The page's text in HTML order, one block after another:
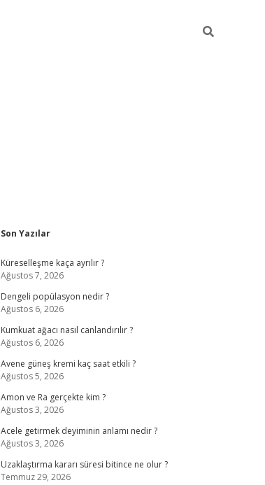
Sidebar
Son Yazılar
Küreselleşme kaça ayrılır ?
Ağustos 7, 2026
Dengeli popülasyon nedir ?
Ağustos 6, 2026
Kumkuat ağacı nasıl canlandırılır ?
Ağustos 6, 2026
Avene güneş kremi kaç saat etkili ?
Ağustos 5, 2026
Amon ve Ra gerçekte kim ?
Ağustos 3, 2026
Acele getirmek deyiminin anlamı nedir ?
Ağustos 3, 2026
Uzaklaştırma kararı süresi bitince ne olur ?
Temmuz 29, 2026